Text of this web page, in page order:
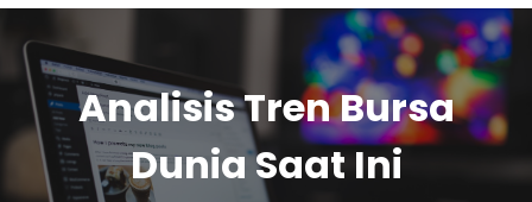
I
c
o
n
Analisis Tren Bursa
Dunia Saat Ini